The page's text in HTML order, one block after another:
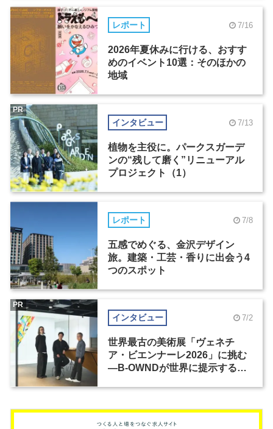
レポート 7/16
2026年夏休みに行ける、おすす
めのイベント10選：そのほかの
地域
インタビュー 7/13
植物を主役に。パークスガーデ
ンの“残して磨く”リニューアル
プロジェクト（1）
PR
レポート 7/8
五感でめぐる、金沢デザイン
旅。建築・工芸・香りに出会う4
つのスポット
インタビュー 7/2
世界最古の美術展「ヴェネチ
ア・ビエンナーレ2026」に挑む
―B-OWNDが世界に提示する美
PR